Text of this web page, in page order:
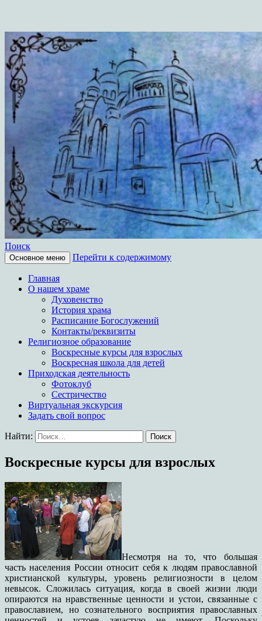
Храм в честь иконы
Богородицы Целительница
Поиск
Основное меню Перейти к содержимому
Главная
О нашем храме
Духовенство
История храма
Расписание Богослужений
Контакты/реквизиты
Религиозное образование
Воскресные курсы для взрослых
Воскресная школа для детей
Приходская деятельность
Фотоклуб
Сестричество
Виртуальная экскурсия
Задать свой вопрос
Найти:
Воскресные курсы для взрослых
Несмотря на то, что большая
часть населения России относит себя к людям православной
христианской культуры, уровень религиозности в целом
невысок. Сложилась ситуация, когда в своей жизни люди
опираются на нравственные ценности и устои, связанные с
православием, но сознательного восприятия православных